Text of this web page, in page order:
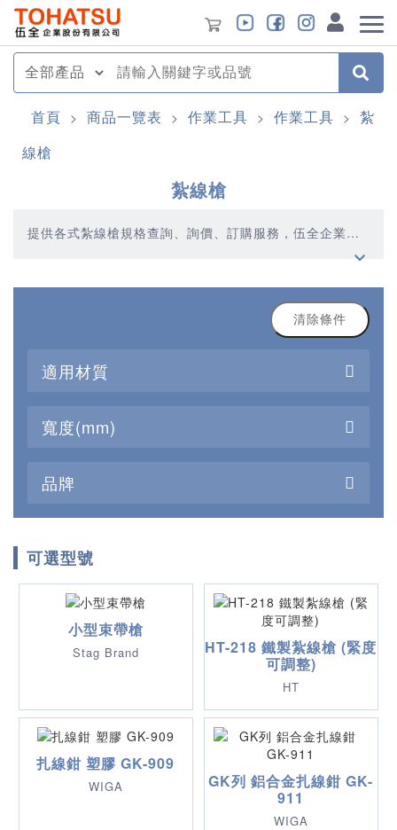
首頁 > 商品一覽表 > 作業工具 > 作業工具 > 紮
線槍
紮線槍
提供各式紮線槍規格查詢、詢價、訂購服務，伍全企業深
清除條件
適用材質
寬度(mm)
品牌
可選型號
小型束帶槍
Stag Brand
HT-218 鐵製紮線槍 (緊度
可調整)
HT
扎線鉗 塑膠 GK-909
WIGA
GK列 鋁合金扎線鉗 GK-
911
WIGA